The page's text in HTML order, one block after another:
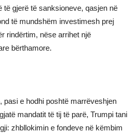
të gjerë të sanksioneve, qasjen në
të mundshëm investimesh prej
rindërtim, nëse arrihet një
bërthamore.
pasi e hodhi poshtë marrëveshjen
mandatit të tij të parë, Trumpi tani
zhbllokimin e fondeve në këmbim